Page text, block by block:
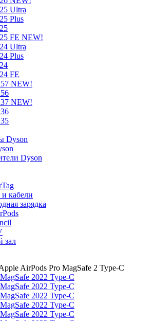
Ultra
Plus
FE NEW!
Ultra
Plus
FE
NEW!
NEW!
Dyson
Dyson
кабели
зарядка
зал
AirPods Pro MagSafe 2 Type-C